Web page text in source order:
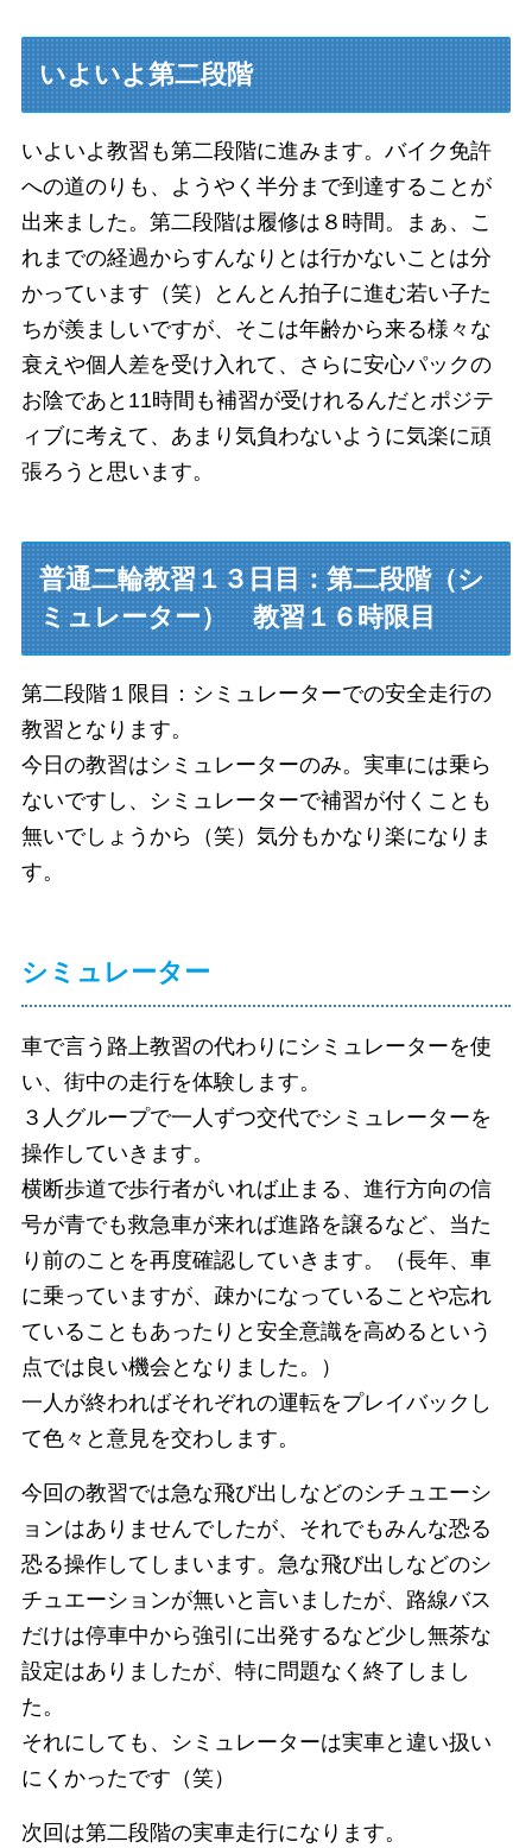
いよいよ第二段階
いよいよ教習も第二段階に進みます。バイク免許
への道のりも、ようやく半分まで到達することが
出来ました。第二段階は履修は８時間。まぁ、こ
れまでの経過からすんなりとは行かないことは分
かっています（笑）とんとん拍子に進む若い子た
ちが羨ましいですが、そこは年齢から来る様々な
衰えや個人差を受け入れて、さらに安心パックの
お陰であと11時間も補習が受けれるんだとポジテ
ィブに考えて、あまり気負わないように気楽に頑
張ろうと思います。
普通二輪教習１３日目：第二段階（シ
ミュレーター） 教習１６時限目
第二段階１限目：シミュレーターでの安全走行の
教習となります。
今日の教習はシミュレーターのみ。実車には乗ら
ないですし、シミュレーターで補習が付くことも
無いでしょうから（笑）気分もかなり楽になりま
す。
シミュレーター
車で言う路上教習の代わりにシミュレーターを使
い、街中の走行を体験します。
３人グループで一人ずつ交代でシミュレーターを
操作していきます。
横断歩道で歩行者がいれば止まる、進行方向の信
号が青でも救急車が来れば進路を譲るなど、当た
り前のことを再度確認していきます。（長年、車
に乗っていますが、疎かになっていることや忘れ
ていることもあったりと安全意識を高めるという
点では良い機会となりました。）
一人が終わればそれぞれの運転をプレイバックし
て色々と意見を交わします。
今回の教習では急な飛び出しなどのシチュエーシ
ョンはありませんでしたが、それでもみんな恐る
恐る操作してしまいます。急な飛び出しなどのシ
チュエーションが無いと言いましたが、路線バス
だけは停車中から強引に出発するなど少し無茶な
設定はありましたが、特に問題なく終了しまし
た。
それにしても、シミュレーターは実車と違い扱い
にくかったです（笑）
次回は第二段階の実車走行になります。